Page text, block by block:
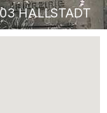
HALLSTADT